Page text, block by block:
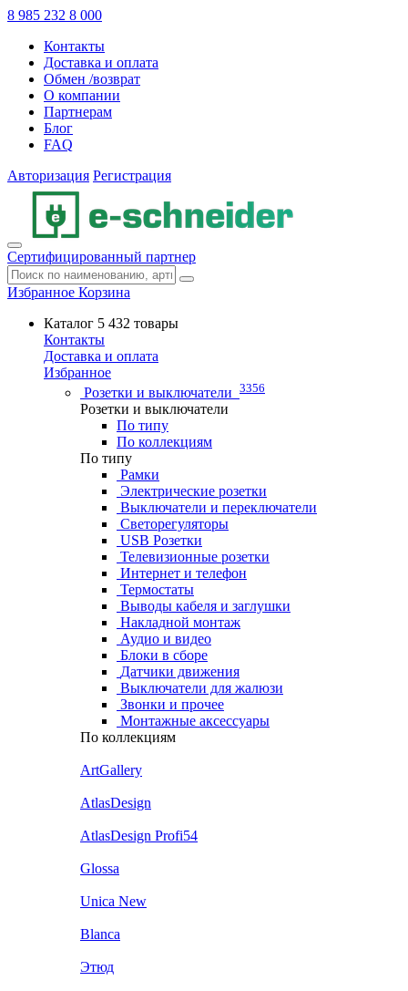
8 985 232 8 000
Контакты
Доставка и оплата
Обмен /возврат
О компании
Партнерам
Блог
FAQ
Авторизация Регистрация
Сертифицированный партнер
Избранное Корзина
Каталог 5 432 товары
Контакты
Доставка и оплата
Избранное
Розетки и выключатели 3356
Розетки и выключатели
По типу
По коллекциям
По типу
Рамки
Электрические розетки
Выключатели и переключатели
Светорегуляторы
USB Розетки
Телевизионные розетки
Интернет и телефон
Термостаты
Выводы кабеля и заглушки
Накладной монтаж
Аудио и видео
Блоки в сборе
Датчики движения
Выключатели для жалюзи
Звонки и прочее
Монтажные аксессуары
По коллекциям
ArtGallery
AtlasDesign
AtlasDesign Profi54
Glossa
Unica New
Blanca
Этюд